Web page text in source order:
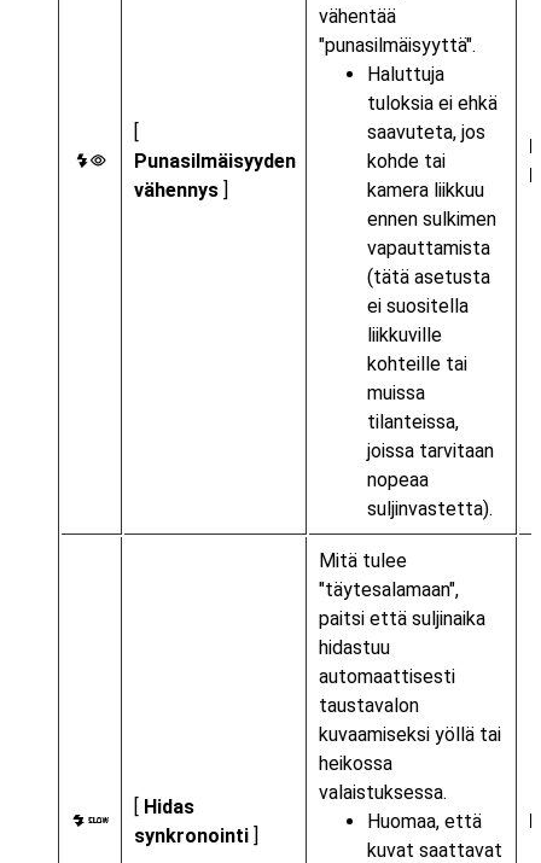
J
[
Punasilmäisyyden
vähennys ]
vähentää
"punasilmäisyyttä".
Haluttuja
tuloksia ei ehkä
saavuteta, jos
kohde tai
kamera liikkuu
ennen sulkimen
vapauttamista
(tätä asetusta
ei suositella
liikkuville
kohteille tai
muissa
tilanteissa,
joissa tarvitaan
nopeaa
suljinvastetta).
P
L
[ Hidas
synkronointi ]
Mitä tulee
"täytesalamaan",
paitsi että suljinaika
hidastuu
automaattisesti
taustavalon
kuvaamiseksi yöllä tai
heikossa
valaistuksessa.
Huomaa, että
kuvat saattavat
P